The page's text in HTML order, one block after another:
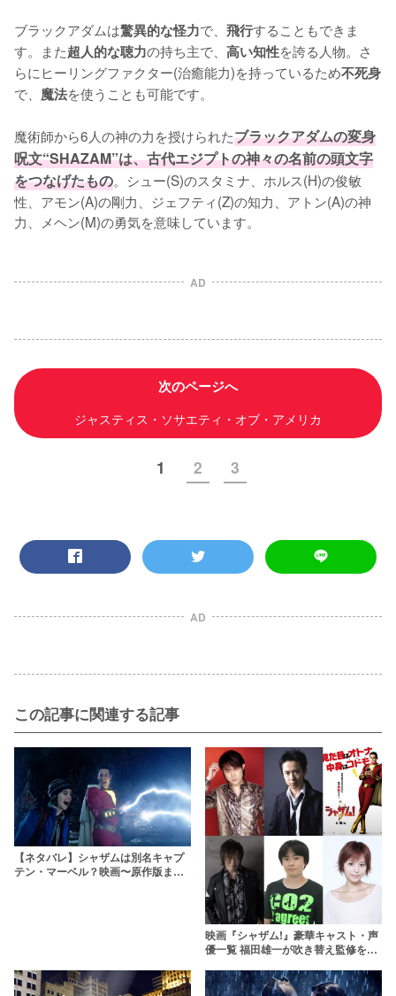
ブラックアダムは驚異的な怪力で、 飛行することもできま
す。また超人的な聴力の持ち主で、 高い知性を誇る人物。さ
らにヒーリングファクター(治癒能力)を持っているため不死身
で、 魔法を使うことも可能です。
魔術師から6人の神の力を授けられたブラックアダムの変身
呪文“SHAZAM”は、古代エジプトの神々の名前の頭文字
をつなげたもの。シュー(S)のスタミナ、ホルス(H)の俊敏
性、アモン(A)の剛力、ジェフティ(Z)の知力、アトン(A)の神
力、メヘン(M)の勇気を意味しています。
AD
次のページへ
ジャスティス・ソサエティ・オブ・アメリカ
1 2 3
AD
この記事に関連する記事
【ネタバレ】シャザムは別名キャプ
テン・マーベル？映画〜原作版まで
映画『シャザム!』豪華キャスト・声
優一覧 福田雄一が吹き替え監修を担